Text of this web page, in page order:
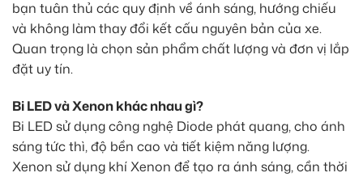
bạn tuân thủ các quy định về ánh sáng, hướng chiếu
và không làm thay đổi kết cấu nguyên bản của xe.
Quan trọng là chọn sản phẩm chất lượng và đơn vị lắp
đặt uy tín.
Bi LED và Xenon khác nhau gì?
Bi LED sử dụng công nghệ Diode phát quang, cho ánh
sáng tức thì, độ bền cao và tiết kiệm năng lượng.
Xenon sử dụng khí Xenon để tạo ra ánh sáng, cần thời